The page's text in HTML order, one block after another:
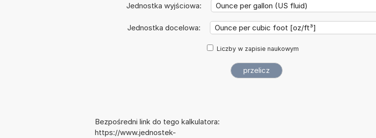
Jednostka wyjściowa:
Jednostka docelowa:
Liczby w zapisie naukowym
Bezpośredni link do tego kalkulatora:
https://www.jednostek-